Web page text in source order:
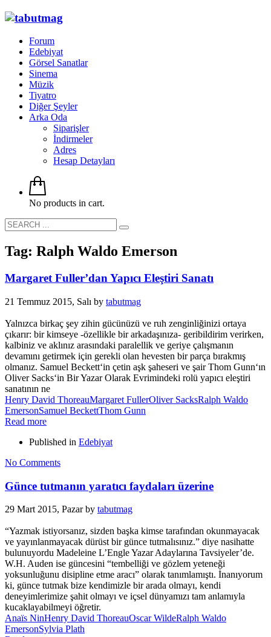
Forum
Edebiyat
Görsel Sanatlar
Sinema
Müzik
Tiyatro
Diğer Şeyler
Arka Oda
Siparişler
İndirmeler
Adres
Hesap Detayları
No products in cart.
Tag: Ralph Waldo Emerson
Margaret Fuller’dan Yapıcı Eleştiri Sanatı
21 Temmuz 2015, Salı by tabutmag
Yalnızca birkaç şey zihin gücünüzü ve ruh zenginliğinizi ortaya
çıkarır: bir kimseye -özellikle bir arkadaşınıza- geribildirim verirken,
kalbiniz ve aklınız arasındaki paralellik ve geriye çalışmanın
devamını getirmek için gerekli olan hevesten bir parça bırakmış
olmanız. Samuel Beckett‘in çetin aşk şaheseri ve şair Thom Gunn‘ın
Oliver Sacks‘in Bir Yazar Olarak Evrimindeki rolü yapıcı eleştiri
sanatının ne
Henry David ThoreauMargaret FullerOliver SacksRalph Waldo
EmersonSamuel BeckettThom Gunn
Read more
Published in Edebiyat
No Comments
Günce tutmanın yaratıcı faydaları üzerine
29 Mart 2015, Pazar by tabutmag
“Yazmak istiyorsanız, sizden başka kimse tarafından okunmayacak
ve yayınlanmayacak dürüst bir günce tutmalısınız.” diye nasihatte
bulunuyordu Madeleine L’Engle Yazar Adaylarına Tavsiyeler’de.
W.H. Auden ise güncesini “tembelliği ve gözlem yeteneği
yoksunluğunu disipline etme aracı” olarak tanımlamıştı. İnanıyorum
ki, günce tutmak bize kendimizle bir arada olmayı, kendi
deneyimlerimize şahit olmayı ve içsel dünyamızı tam anlamıyla
kucaklayabilmeyi öğretir.
Anaïs NinHenry David ThoreauOscar WildeRalph Waldo
EmersonSylvia Plath